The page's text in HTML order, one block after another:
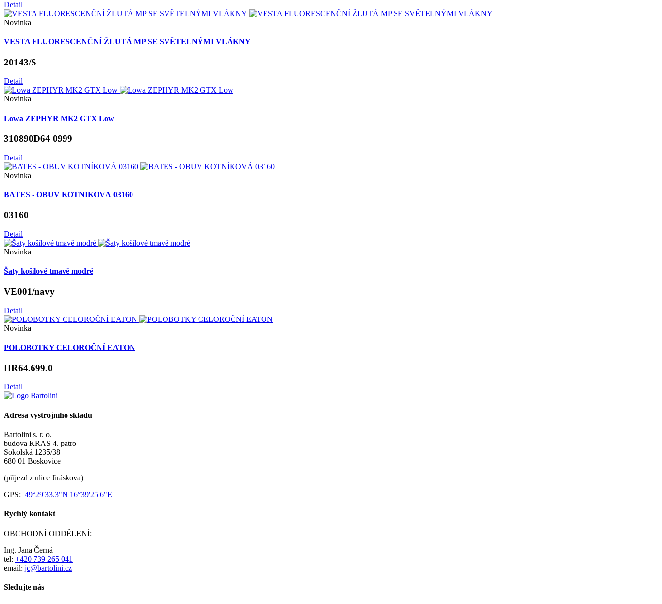
Detail
Novinka
VESTA FLUORESCENČNÍ ŽLUTÁ MP SE SVĚTELNÝMI VLÁKNY
20143/S
Detail
Novinka
Lowa ZEPHYR MK2 GTX Low
310890D64 0999
Detail
Novinka
BATES - OBUV KOTNÍKOVÁ 03160
03160
Detail
Novinka
Šaty košilové tmavě modré
VE001/navy
Detail
Novinka
POLOBOTKY CELOROČNÍ EATON
HR64.699.0
Detail
Adresa výstrojního skladu
Bartolini s. r. o.
budova KRAS 4. patro
Sokolská 1235/38
680 01 Boskovice
(příjezd z ulice Jiráskova)
GPS: 49°29'33.3"N 16°39'25.6"E
Rychlý kontakt
OBCHODNÍ ODDĚLENÍ:
Ing. Jana Černá
tel: +420 739 265 041
email: jc@bartolini.cz
Sledujte nás